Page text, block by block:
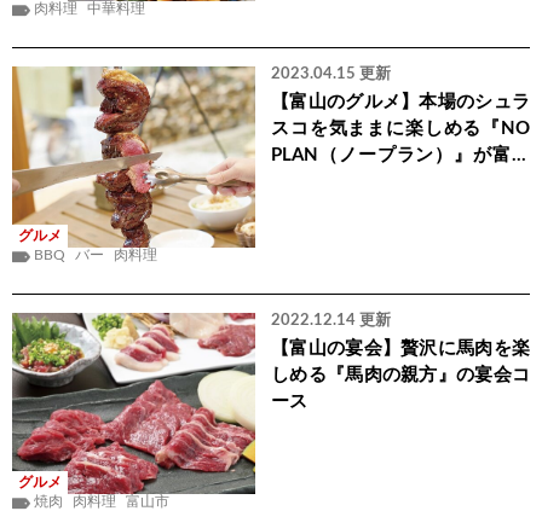
肉料理 中華料理
グルメ
2023.04.15 更新
【富山のグルメ】本場のシュラ
スコを気ままに楽しめる『NO
PLAN（ノープラン）』が富山
BBQ バー 肉料理
グルメ
2022.12.14 更新
【富山の宴会】贅沢に馬肉を楽
しめる『馬肉の親方』の宴会コ
ース
焼肉 肉料理 富山市